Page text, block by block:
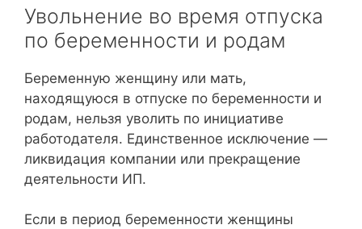
Увольнение во время отпуска
по беременности и родам
Беременную женщину или мать,
находящуюся в отпуске по беременности и
родам, нельзя уволить по инициативе
работодателя. Единственное исключение —
ликвидация компании или прекращение
деятельности ИП.
Если в период беременности женщины